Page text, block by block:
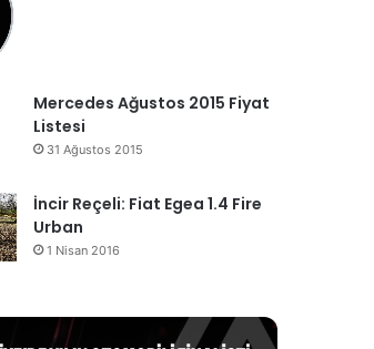
Mercedes Ağustos 2015 Fiyat
Listesi
31 Ağustos 2015
İncir Reçeli: Fiat Egea 1.4 Fire
Urban
1 Nisan 2016